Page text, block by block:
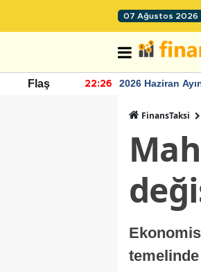
07 Ağustos 2026
Flaş 22:26
2026 Haziran
FinansTaksi